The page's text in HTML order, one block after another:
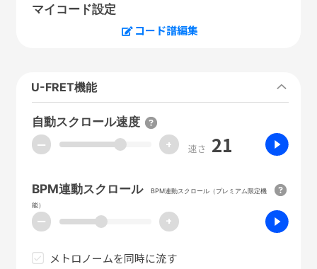
マイコード設定
コード譜編集
U-FRET機能
自動スクロール速度
ー + 速さ 21
BPM連動スクロール
BPM連動スクロール（プレミアム限定機
能）
ー +
メトロノームを同時に流す